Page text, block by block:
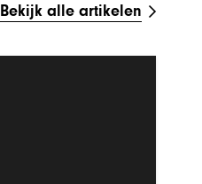
Bekijk alle artikelen